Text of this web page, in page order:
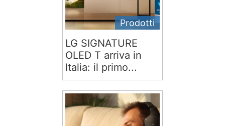
Prodotti
LG SIGNATURE
OLED T arriva in
Italia: il primo...